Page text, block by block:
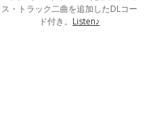
ス・トラック二曲を追加したDLコー
ド付き。 Listen♪